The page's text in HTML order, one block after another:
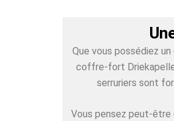
Que vous possédiez
coffre-fort
serruriers sont
Vous pensez peut-être